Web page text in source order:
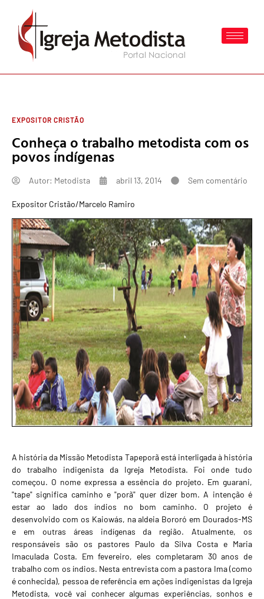
EXPOSITOR CRISTÃO
Conheça o trabalho metodista com os
povos indígenas
Autor: Metodista abril 13, 2014 Sem comentário
Expositor Cristão/Marcelo Ramiro
A história da Missão Metodista Tapeporã está interligada à história
do trabalho indigenista da Igreja Metodista. Foi onde tudo
começou. O nome expressa a essência do projeto. Em guarani,
"tape" significa caminho e "porã" quer dizer bom. A intenção é
estar ao lado dos índios no bom caminho. O projeto é
desenvolvido com os Kaiowás, na aldeia Bororó em Dourados-MS
e em outras áreas indígenas da região. Atualmente, os
responsáveis são os pastores Paulo da Silva Costa e Maria
Imaculada Costa. Em fevereiro, eles completaram 30 anos de
trabalho com os índios. Nesta entrevista com a pastora Ima (como
é conhecida), pessoa de referência em ações indigenistas da Igreja
Metodista, você vai conhecer algumas experiências, sonhos e